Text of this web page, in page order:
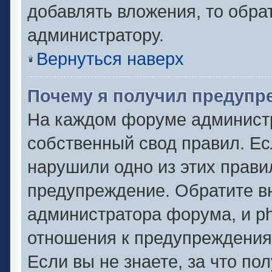
добавлять вложения, то
администратору.
Вернуться наверх
Почему я получил
На каждом форуме
собственный свод правил.
нарушили одно из этих
предупреждение. Обратите
администратора форума, и
отношения к
Если вы не знаете, за что